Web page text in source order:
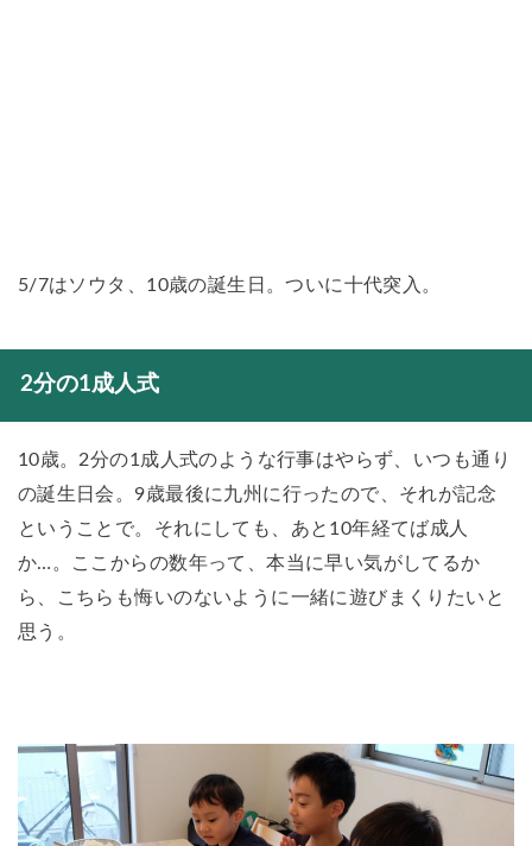
5/7はソウタ、10歳の誕生日。ついに十代突入。
2分の1成人式
10歳。2分の1成人式のような行事はやらず、いつも通り
の誕生日会。9歳最後に九州に行ったので、それが記念
ということで。それにしても、あと10年経てば成人
か…。ここからの数年って、本当に早い気がしてるか
ら、こちらも悔いのないように一緒に遊びまくりたいと
思う。